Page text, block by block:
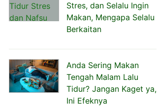
Stres, dan Selalu Ingin
Makan, Mengapa Selalu
Berkaitan
Anda Sering Makan
Tengah Malam Lalu
Tidur? Jangan Kaget ya,
Ini Efeknya